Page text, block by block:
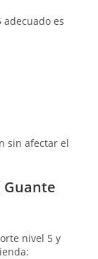
es
sin afectar el
nivel 5 y